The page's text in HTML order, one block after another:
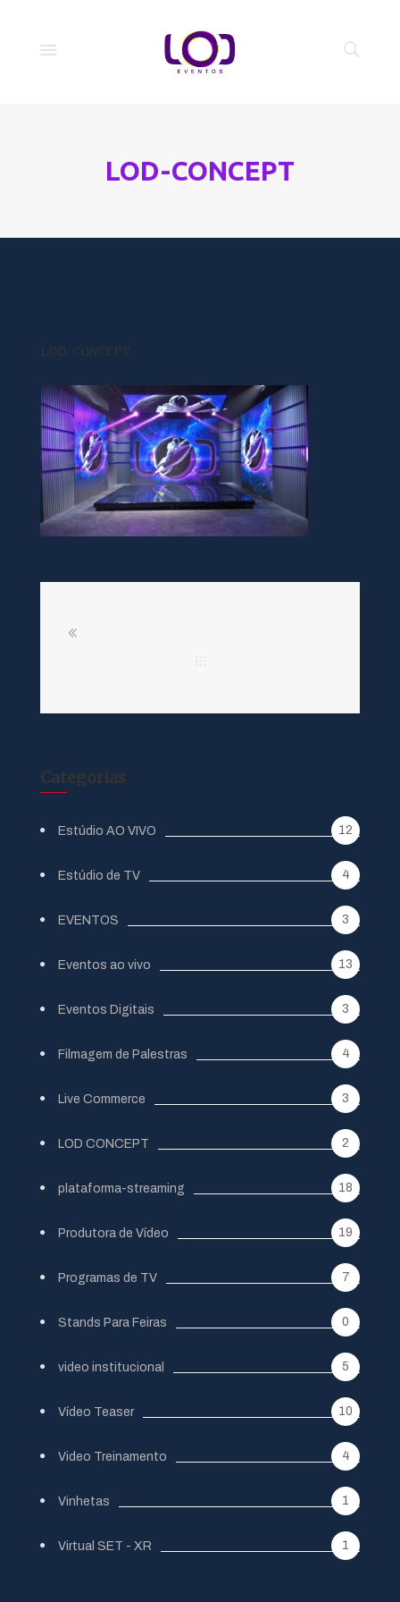
LOD-CONCEPT
LOD-CONCEPT
Categorias
Estúdio AO VIVO 12
Estúdio de TV 4
EVENTOS 3
Eventos ao vivo 13
Eventos Digitais 3
Filmagem de Palestras 4
Live Commerce 3
LOD CONCEPT 2
plataforma-streaming 18
Produtora de Vídeo 19
Programas de TV 7
Stands Para Feiras 0
video institucional 5
Vídeo Teaser 10
Video Treinamento 4
Vinhetas 1
Virtual SET - XR 1